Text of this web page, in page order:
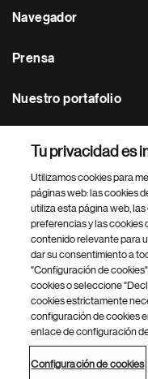
Navegador
Prensa
Nuestro portafolio
Footer Site Search
inferior
del
©
Política de privacidad
Configuración
Tu privacidad es
Utilizamos cookies para
páginas web: las cookies
utiliza esta página web,
preferencias y las cookies
contenido relevante para
dar su consentimiento a
"Configuración de
cookies o seleccione
cookies estrictamente
configuración de cookies
enlace de configuración
Configuración de cookies